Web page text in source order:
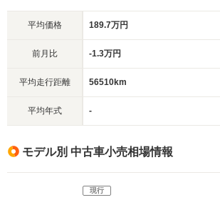
平均価格 189.7万円
前月比 -1.3万円
平均走行距離 56510km
平均年式 -
モデル別 中古車小売相場情報
現行